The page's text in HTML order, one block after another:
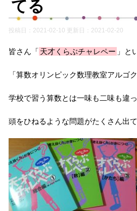
てる
投稿日：2021-02-10 更新日： 2021-02-20
皆さん「 天才くらぶチャレペー 」と
「算数オリンピック数理教室アルゴ
学校で習う算数とは一味も二味も違っ
頭をひねるような問題がたくさん出て